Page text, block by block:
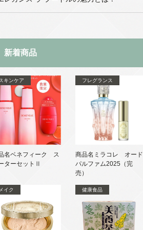
新着商品
キンケア
名ベネフィーク ス
ターセットⅡ
フレグランス
商品名ミラコレ オード
パルファム2025（完
売）
メイク 健康食品